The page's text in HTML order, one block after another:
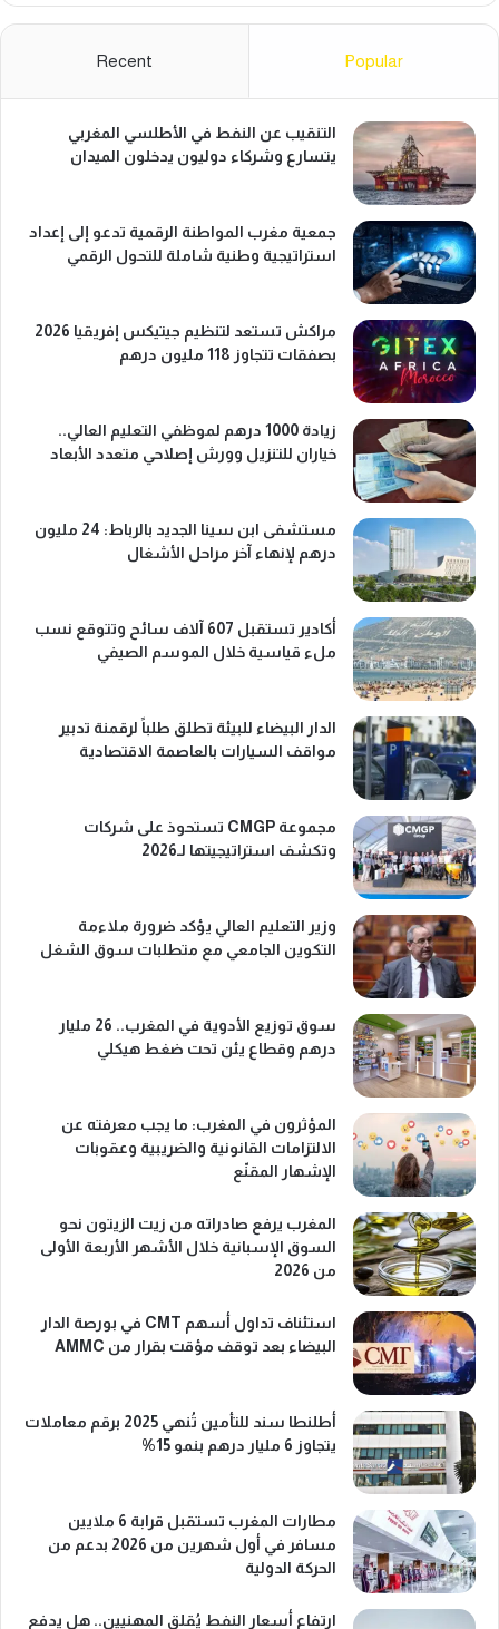
Popular
Recent
التنقيب عن النفط في الأطلسي المغربي
يتسارع وشركاء دوليون يدخلون الميدان
جمعية مغرب المواطنة الرقمية تدعو إلى إعداد
استراتيجية وطنية شاملة للتحول الرقمي
مراكش تستعد لتنظيم جيتيكس إفريقيا 2026
بصفقات تتجاوز 118 مليون درهم
زيادة 1000 درهم لموظفي التعليم العالي..
خياران للتنزيل وورش إصلاحي متعدد الأبعاد
مستشفى ابن سينا الجديد بالرباط: 24 مليون
درهم لإنهاء آخر مراحل الأشغال
أكادير تستقبل 607 آلاف سائح وتتوقع نسب
ملء قياسية خلال الموسم الصيفي
الدار البيضاء للبيئة تطلق طلباً لرقمنة تدبير
مواقف السيارات بالعاصمة الاقتصادية
مجموعة CMGP تستحوذ على شركات
وتكشف استراتيجيتها لـ2026
وزير التعليم العالي يؤكد ضرورة ملاءمة
التكوين الجامعي مع متطلبات سوق الشغل
سوق توزيع الأدوية في المغرب.. 26 مليار
درهم وقطاع يئن تحت ضغط هيكلي
المؤثرون في المغرب: ما يجب معرفته عن
الالتزامات القانونية والضريبية وعقوبات
الإشهار المقنّع
المغرب يرفع صادراته من زيت الزيتون نحو
السوق الإسبانية خلال الأشهر الأربعة الأولى
من 2026
استئناف تداول أسهم CMT في بورصة الدار
البيضاء بعد توقف مؤقت بقرار من AMMC
أطلنطا سند للتأمين تُنهي 2025 برقم معاملات
يتجاوز 6 مليار درهم بنمو 15%
مطارات المغرب تستقبل قرابة 6 ملايين
مسافر في أول شهرين من 2026 بدعم من
الحركة الدولية
ارتفاع أسعار النفط يُقلق المهنيين.. هل يدفع